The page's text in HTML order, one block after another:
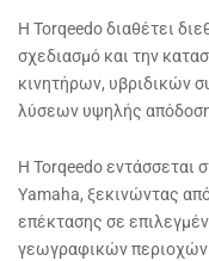
Η Torqeedo διαθέτει
σχεδιασμό και την
κινητήρων, υβριδικών
λύσεων υψηλής
Η Torqeedo εντάσσεται
Yamaha, ξεκινώντας
επέκτασης σε
γεωγραφικών περιοχών